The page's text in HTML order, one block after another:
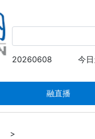
20260608 今
融直播
>